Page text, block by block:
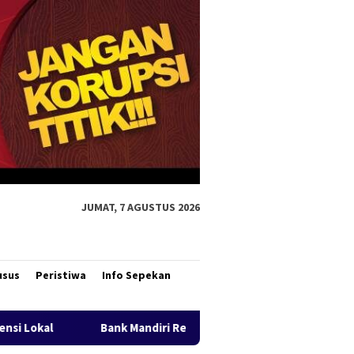
JUMAT, 7 AGUSTUS 2026
Peristiwa Info Sepekan
Mandiri Region XII Hadirkan Livin’ Berbagi Rp1, Perkuat